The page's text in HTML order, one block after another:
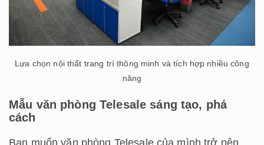
Lựa chọn nội thất trang trí thông minh và tích hợp nhiều công
năng
Mẫu văn phòng Telesale sáng tạo, phá
cách